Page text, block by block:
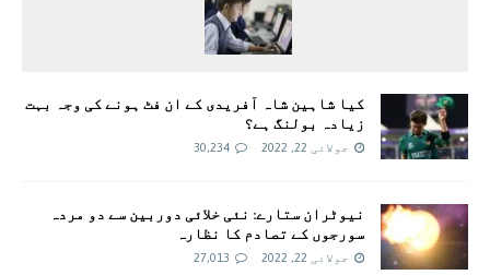
کیا شاہین شاہ آفریدی کے ان فٹ ہونے کی وجہ بہت
زیادہ بولنگ ہے؟
جولائی 22, 2022 30,234
نیوٹران ستارے: نئی خلائی دوربین سے دو مردہ
سورجوں کے تصادم کا نظارہ
جولائی 22, 2022 27,013